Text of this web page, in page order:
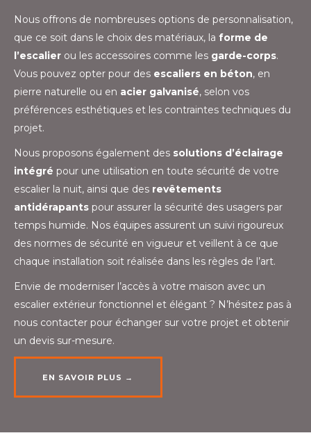
Nous offrons de nombreuses options de personnalisation,
que ce soit dans le choix des matériaux, la forme de
l’escalier ou les accessoires comme les garde-corps.
Vous pouvez opter pour des escaliers en béton, en
pierre naturelle ou en acier galvanisé, selon vos
préférences esthétiques et les contraintes techniques du
projet.
Nous proposons également des solutions d’éclairage
intégré pour une utilisation en toute sécurité de votre
escalier la nuit, ainsi que des revêtements
antidérapants pour assurer la sécurité des usagers par
temps humide. Nos équipes assurent un suivi rigoureux
des normes de sécurité en vigueur et veillent à ce que
chaque installation soit réalisée dans les règles de l’art.
Envie de moderniser l’accès à votre maison avec un
escalier extérieur fonctionnel et élégant ? N’hésitez pas à
nous contacter pour échanger sur votre projet et obtenir
un devis sur-mesure.
EN SAVOIR PLUS →